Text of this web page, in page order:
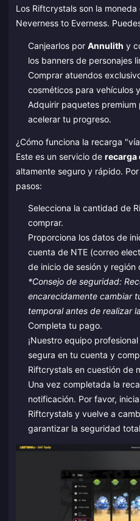
Los Riftcrystals son la
Neverness to Everness.
Canjearlos por Annulith y
los banners de personajes
Comprar atuendos
cosméticos para vehículos
Adquirir paquetes
acelerar tu progreso.
¿Cómo funciona la recarga
Este es un servicio de recarga
altamente seguro y rápido.
pasos:
Selecciona la cantidad de
comprar.
Proporciona los datos de
cuenta de NTE (correo
de inicio de sesión y región
*Consejo de seguridad:
encarecidamente cambiar
temporal antes de realizar
Completa tu pago.
¡Nuestro equipo
segura en tu cuenta y
Riftcrystals en cuestión de
Una vez completada la
notificación. Por favor,
Riftcrystals y vuelve a
garantizar la seguridad